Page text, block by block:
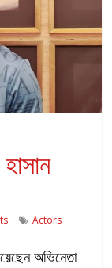
Actors
অভিনেতা